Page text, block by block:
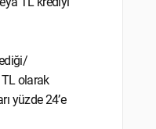
olarak
yüzde 24’e